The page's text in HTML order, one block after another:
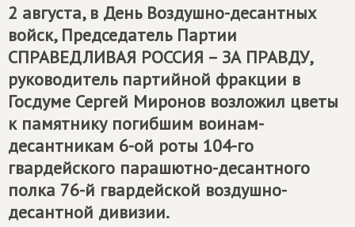
2 августа, в День Воздушно-десантных
войск, Председатель Партии
СПРАВЕДЛИВАЯ РОССИЯ – ЗА ПРАВДУ,
руководитель партийной фракции в
Госдуме Сергей Миронов возложил цветы
к памятнику погибшим воинам-
десантникам 6-ой роты 104-го
гвардейского парашютно-десантного
полка 76-й гвардейской воздушно-
десантной дивизии.